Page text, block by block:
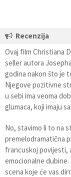
Recenzija
Ovaj film Christiana
seller autora
godina nakon što je
Njegove pozitivne
u sebi ima veoma
glumaca, koji imaju
No, stavimo li to na
premelodramatična
francuskoj povijesti,
emocionalne
scena koje će vas